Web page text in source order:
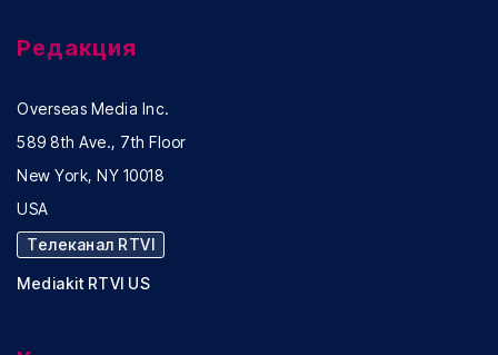
Редакция
Overseas Media Inc.
589 8th Ave., 7th Floor
New York, NY 10018
USA
Телеканал RTVI
Mediakit RTVI US